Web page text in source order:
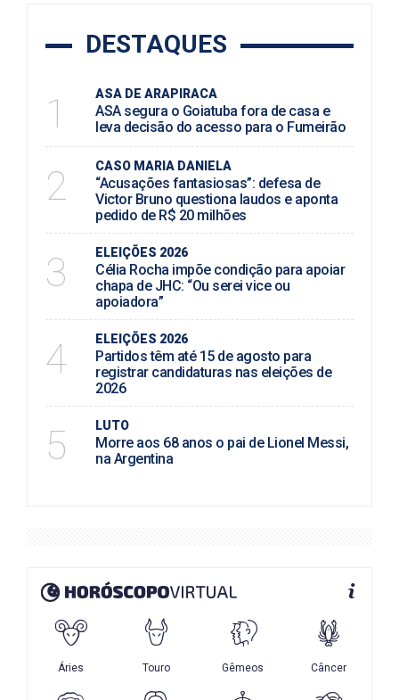
DESTAQUES
1 ASA DE ARAPIRACA
ASA segura o Goiatuba fora de casa e
leva decisão do acesso para o Fumeirão
2 CASO MARIA DANIELA
“Acusações fantasiosas”: defesa de
Victor Bruno questiona laudos e aponta
pedido de R$ 20 milhões
3 ELEIÇÕES 2026
Célia Rocha impõe condição para apoiar
chapa de JHC: “Ou serei vice ou
apoiadora”
4 ELEIÇÕES 2026
Partidos têm até 15 de agosto para
registrar candidaturas nas eleições de
2026
5 LUTO
Morre aos 68 anos o pai de Lionel Messi,
na Argentina